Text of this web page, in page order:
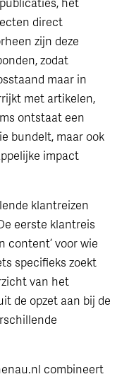
direct
zijn deze
zodat
maar in
met artikelen,
ontstaat een
bundelt, maar ook
impact
klantreizen
eerste klantreis
content’ voor wie
specifieks zoekt
van het
de opzet aan bij de
combineert